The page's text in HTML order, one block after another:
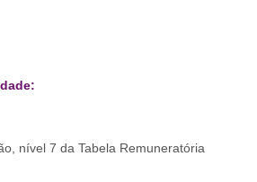
nível 7 da Tabela Remuneratória